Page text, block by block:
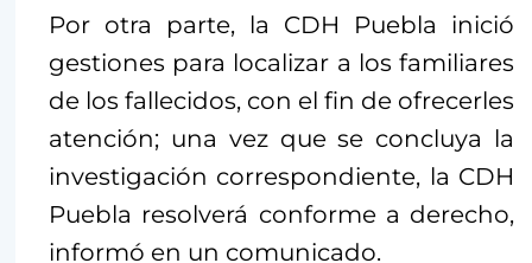
Por otra parte, la CDH Puebla inició
gestiones para localizar a los familiares
de los fallecidos, con el fin de ofrecerles
atención; una vez que se concluya la
investigación correspondiente, la CDH
Puebla resolverá conforme a derecho,
informó en un comunicado.